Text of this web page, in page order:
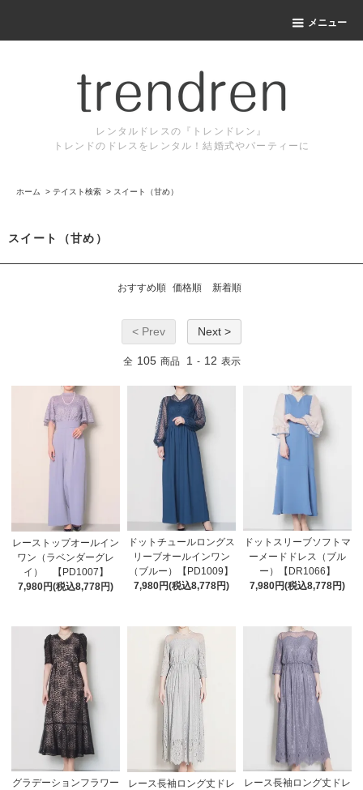
メニュー
レンタルドレスの『トレンドレン』
トレンドのドレスをレンタル！結婚式やパーティーに
ホーム > テイスト検索 > スイート（甘め）
スイート（甘め）
おすすめ順 価格順 新着順
< Prev Next >
全 105 商品 1 - 12 表示
レーストップオールイン
ワン（ラベンダーグレ
イ） 【PD1007】
7,980円(税込8,778円)
ドットチュールロングス
リーブオールインワン
（ブルー）【PD1009】
7,980円(税込8,778円)
ドットスリーブソフトマ
ーメードドレス（ブル
ー）【DR1066】
7,980円(税込8,778円)
グラデーションフラワー
レース長袖ロング丈ドレ
レース長袖ロング丈ドレ